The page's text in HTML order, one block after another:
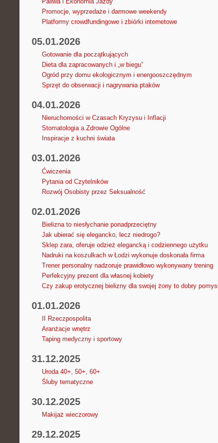
Promocje, wyprzedaże i darmowe weekendy
Platformy crowdfundingowe i zbiórki internetowe
05.01.2026
Gotowanie dla początkujących
Dieta dla zapracowanych i „w biegu”
Ogród przy domu ekologicznym i energooszczędnym
Sprzęt do obserwacji i nagrywania ptaków
04.01.2026
Nieruchomości w Czasach Kryzysu i Inflacji
Stomatologia a Zdrowie Ogólne
Inspiracje z kuchni świata
03.01.2026
Ćwiczenia
Pytania od Czytelników
Rozwój Osobisty przez Seksualność
02.01.2026
Bielizna to niesłychanie ponadprzeciętny
Jak ubierać się elegancko, lecz niedrogo?
Sklep zara, oferuje odzież elegancką i codziennego użytku
Nadruki na koszulkach w Łodzi wykonuje doskonała firma
Trener personalny nadzoruje prawidłowo wykonywany trening
Perfekcyjny prezent dla własnej kobiety
Czy zakup erotycznej bielizny dla swojej żony to dobry
01.01.2026
II Rzeczpospolita
Aranżacje wnętrz
Taping medyczny i sportowy
31.12.2025
Uroda 40+, 50+, 60+
Śluby tematyczne
30.12.2025
Makijaż wieczorowy
29.12.2025